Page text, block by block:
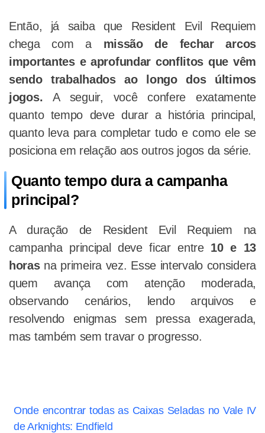
Então, já saiba que Resident Evil Requiem
chega com a missão de fechar arcos
importantes e aprofundar conflitos que vêm
sendo trabalhados ao longo dos últimos
jogos.A seguir, você confere exatamente
quanto tempo deve durar a história principal,
quanto leva para completar tudo e como ele se
posiciona em relação aos outros jogos da série.
Quanto tempo dura a campanha
principal?
A duração de Resident Evil Requiem na
campanha principal deve ficar entre 10 e 13
horas na primeira vez. Esse intervalo considera
quem avança com atenção moderada,
observando cenários, lendo arquivos e
resolvendo enigmas sem pressa exagerada,
mas também sem travar o progresso.
Onde encontrar todas as Caixas Seladas no Vale IV
de Arknights: Endfield